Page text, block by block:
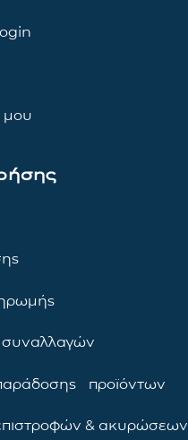
μου
συναλλαγών
προϊόντων
& ακυρώσεων